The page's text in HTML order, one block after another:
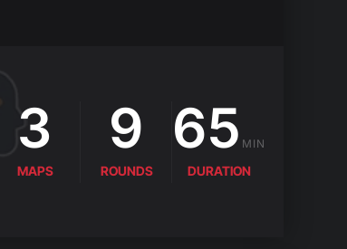
3
MAPS
9
ROUNDS
65 MIN
DURATION